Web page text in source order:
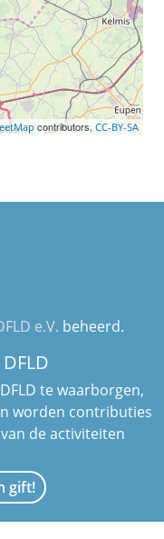
contributors,CC-BY-SA
e.V. beheerd.
te waarborgen,
worden contributies
de activiteiten
gift!